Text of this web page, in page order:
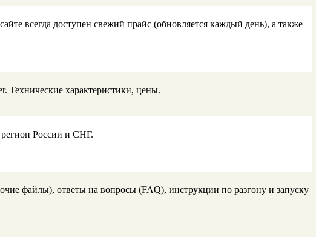
всегда доступен свежий прайс (обновляется каждый день), а также
Технические характеристики, цены.
России и СНГ.
файлы), ответы на вопросы (FAQ), инструкции по разгону и запуску